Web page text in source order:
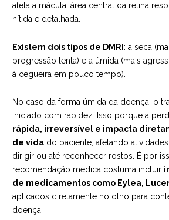
afeta a mácula, área central da retina
nítida e detalhada.
Existem dois tipos de DMRI : a seca
progressão lenta) e a úmida (mais
à cegueira em pouco tempo).
No caso da forma úmida da doença, o
iniciado com rapidez. Isso porque a
rápida, irreversível e impacta
de vida do paciente, afetando
dirigir ou até reconhecer rostos. É por
recomendação médica costuma incluir
de medicamentos como Eylea,
aplicados diretamente no olho para
doença.